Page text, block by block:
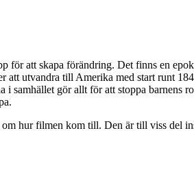
för att skapa förändring. Det finns en
utvandra till Amerika med start runt
samhället gör allt för att stoppa barnens
hur filmen kom till. Den är till viss del